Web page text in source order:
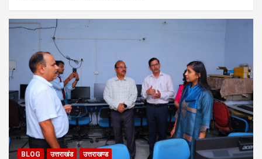
BLOG उत्तराखंड उत्तराखण्ड